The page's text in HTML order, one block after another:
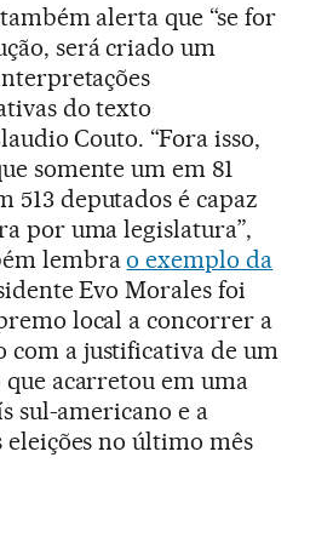
alerta que “se for
será criado um
do texto
Couto. “Fora isso,
somente um em 81
513 deputados é capaz
por uma legislatura”,
lembrao exemplo da
Evo Morales foi
local a concorrer a
com a justificativa de um
acarretou em uma
sul-americano e a
eleições no último mês